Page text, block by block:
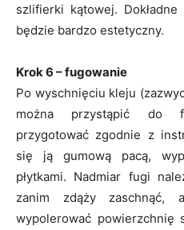
szlifierki kątowej.
będzie bardzo estetyczny.
Krok 6 – fugowanie
Po wyschnięciu kleju
można przystąpić do
przygotować zgodnie z
się ją gumową pacą,
płytkami. Nadmiar fugi
zanim zdąży zaschnąć,
wypolerować powierzchnię